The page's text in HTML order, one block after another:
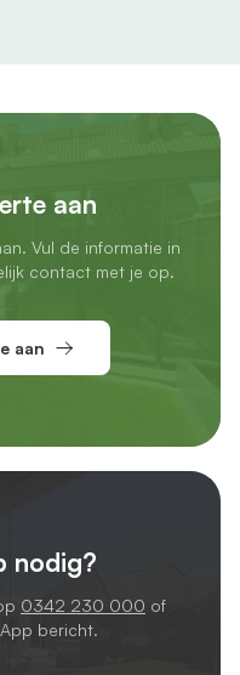
aan
Vul de informatie in
contact met je op.
aan
nodig?
0342 230 000 of
bericht.